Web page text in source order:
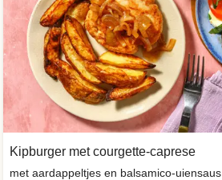
Kipburger met courgette-caprese
met aardappeltjes en balsamico-uiensaus